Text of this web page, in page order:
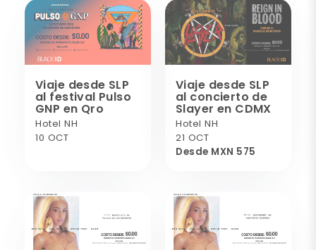
Viaje desde SLP
al festival Pulso
GNP en Qro
Hotel NH
10 OCT
Viaje desde SLP
al concierto de
Slayer en CDMX
Hotel NH
21 OCT
Desde MXN 575